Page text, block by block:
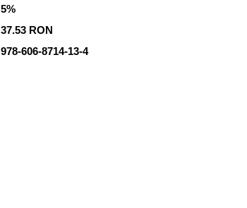
5%
37.53 RON
978-606-8714-13-4